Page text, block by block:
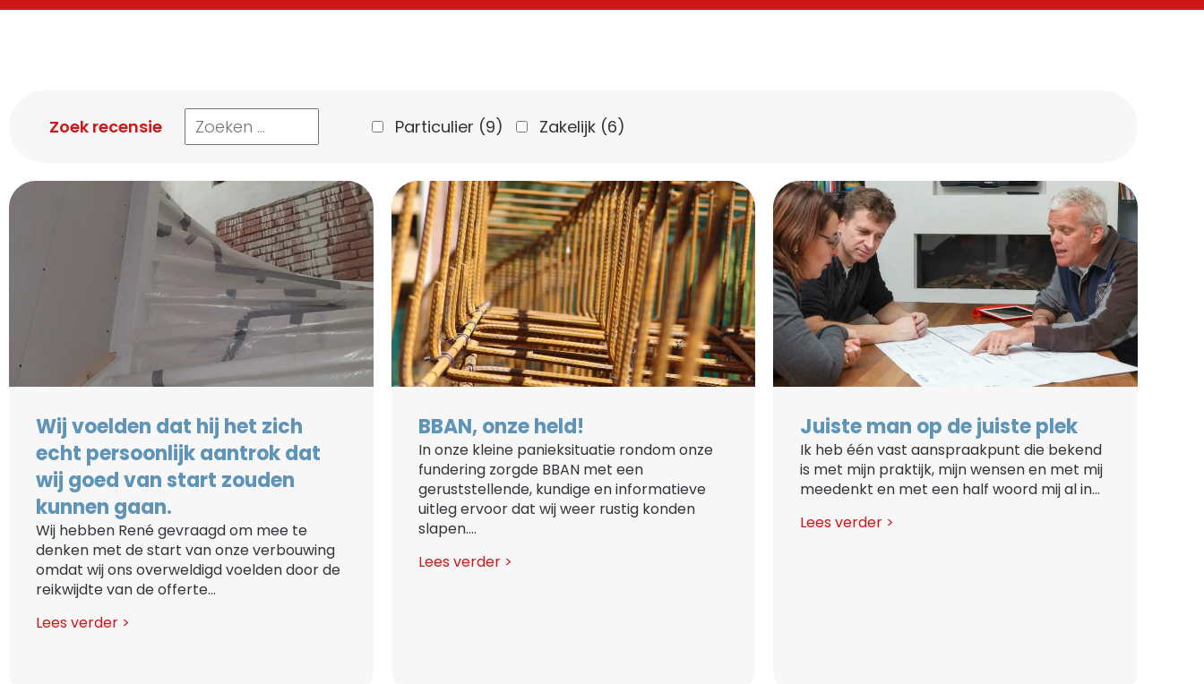
Zoek recensie Particulier (9) Zakelijk (6)
Wij voelden dat hij het zich
echt persoonlijk aantrok dat
wij goed van start zouden
kunnen gaan.
Wij hebben René gevraagd om mee te
denken met de start van onze verbouwing
omdat wij ons overweldigd voelden door de
reikwijdte van de offerte...
Lees verder >
BBAN, onze held!
In onze kleine panieksituatie rondom onze
fundering zorgde BBAN met een
geruststellende, kundige en informatieve
uitleg ervoor dat wij weer rustig konden
slapen....
Lees verder >
Juiste man op de juiste plek
Ik heb één vast aanspraakpunt die bekend
is met mijn praktijk, mijn wensen en met mij
meedenkt en met een half woord mij al in...
Lees verder >